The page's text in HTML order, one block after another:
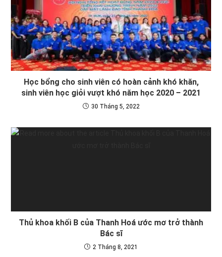
Học bổng cho sinh viên có hoàn cảnh khó khăn,
sinh viên học giỏi vượt khó năm học 2020 – 2021
30 Tháng 5, 2022
Thủ khoa khối B của Thanh Hoá ước mơ trở thành
Bác sĩ
2 Tháng 8, 2021